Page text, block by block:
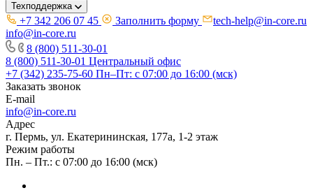
Техподдержка
+7 342 206 07 45 Заполнить форму
tech-help@in-core.ru
info@in-core.ru
8 (800) 511-30-01
8 (800) 511-30-01 Центральный офис
+7 (342) 235-75-60 Пн–Пт: с 07:00 до 16:00 (мск)
Заказать звонок
E-mail
info@in-core.ru
Адрес
г. Пермь, ул. ​Екатерининская, 177а, ​1-2 этаж
Режим работы
Пн. – Пт.: с 07:00 до 16:00 (мск)